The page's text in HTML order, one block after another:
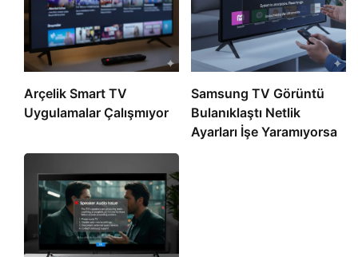
Arçelik Smart TV
Uygulamalar Çalışmıyor
Samsung TV Görüntü
Bulanıklaştı Netlik
Ayarları İşe Yaramıyorsa